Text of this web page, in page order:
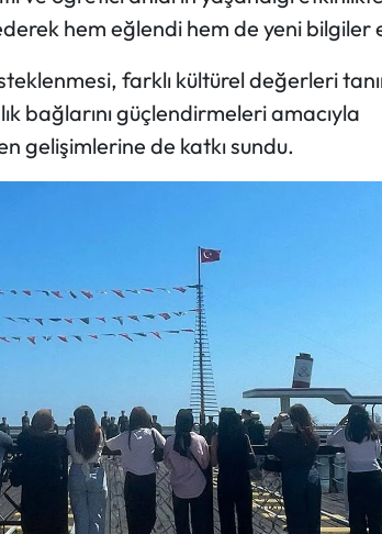
hem eğlendi hem de yeni bilgiler
farklı kültürel değerleri
bağlarını güçlendirmeleri amacıyla
gelişimlerine de katkı sundu.